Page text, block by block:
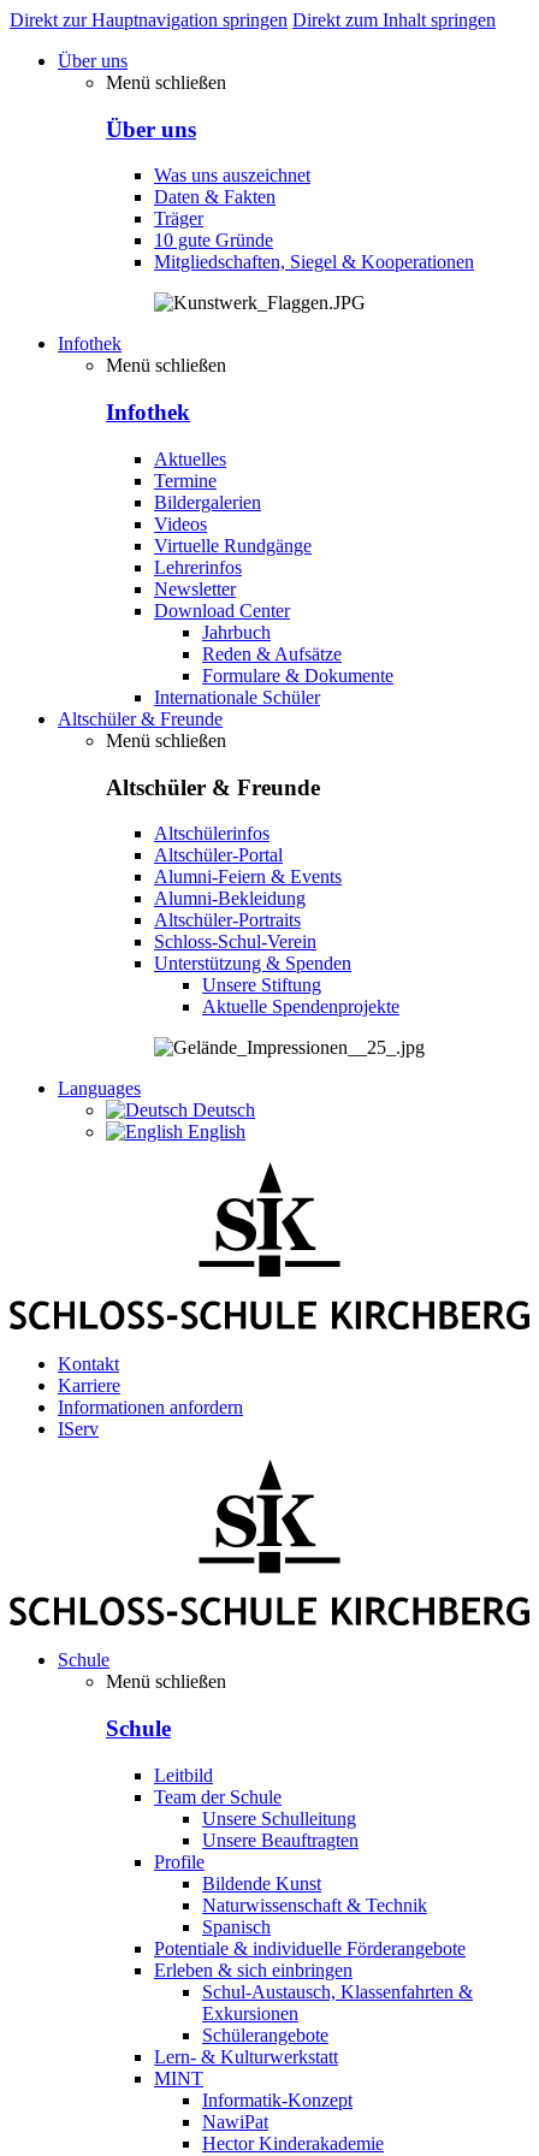
Direkt zur Hauptnavigation springen Direkt zum Inhalt springen
Über uns
Menü schließen
Über uns
Was uns auszeichnet
Daten & Fakten
Träger
10 gute Gründe
Mitgliedschaften, Siegel & Kooperationen
Infothek
Menü schließen
Infothek
Aktuelles
Termine
Bildergalerien
Videos
Virtuelle Rundgänge
Lehrerinfos
Newsletter
Download Center
Jahrbuch
Reden & Aufsätze
Formulare & Dokumente
Internationale Schüler
Altschüler & Freunde
Menü schließen
Altschüler & Freunde
Altschülerinfos
Altschüler-Portal
Alumni-Feiern & Events
Alumni-Bekleidung
Altschüler-Portraits
Schloss-Schul-Verein
Unterstützung & Spenden
Unsere Stiftung
Aktuelle Spendenprojekte
Languages
Deutsch
English
Kontakt
Karriere
Informationen anfordern
IServ
Schule
Menü schließen
Schule
Leitbild
Team der Schule
Unsere Schulleitung
Unsere Beauftragten
Profile
Bildende Kunst
Naturwissenschaft & Technik
Spanisch
Potentiale & individuelle Förderangebote
Erleben & sich einbringen
Schul-Austausch, Klassenfahrten &
Exkursionen
Schülerangebote
Lern- & Kulturwerkstatt
MINT
Informatik-Konzept
NawiPat
Hector Kinderakademie